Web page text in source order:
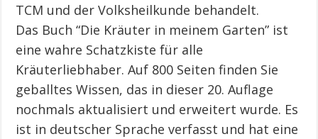
TCM und der Volksheilkunde behandelt.
Das Buch “Die Kräuter in meinem Garten” ist
eine wahre Schatzkiste für alle
Kräuterliebhaber. Auf 800 Seiten finden Sie
geballtes Wissen, das in dieser 20. Auflage
nochmals aktualisiert und erweitert wurde. Es
ist in deutscher Sprache verfasst und hat eine